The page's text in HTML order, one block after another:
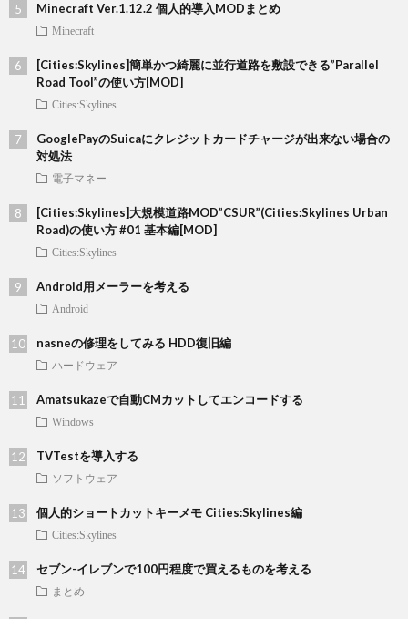
Minecraft Ver.1.12.2 個人的導入MODまとめ
Minecraft
[Cities:Skylines]簡単かつ綺麗に並行道路を敷設できる”Parallel
Road Tool”の使い方[MOD]
Cities:Skylines
GooglePayのSuicaにクレジットカードチャージが出来ない場合の
対処法
電子マネー
[Cities:Skylines]大規模道路MOD”CSUR”(Cities:Skylines Urban
Road)の使い方 #01 基本編[MOD]
Cities:Skylines
Android用メーラーを考える
Android
nasneの修理をしてみる HDD復旧編
ハードウェア
Amatsukazeで自動CMカットしてエンコードする
Windows
TVTestを導入する
ソフトウェア
個人的ショートカットキーメモ Cities:Skylines編
Cities:Skylines
セブン-イレブンで100円程度で買えるものを考える
まとめ